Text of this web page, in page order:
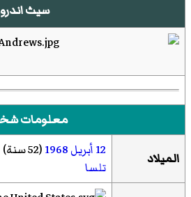
سيث
معلومات
الميلاد 12 أبريل 1968(52 سنة)
تلسا